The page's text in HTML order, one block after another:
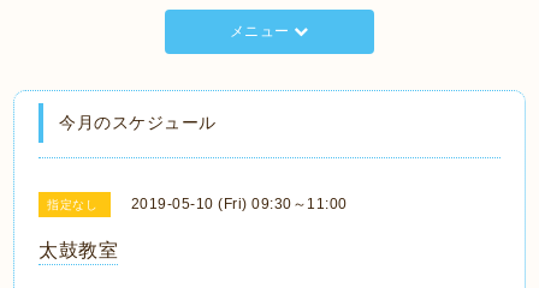
メニュー
今月のスケジュール
指定なし 2019-05-10 (Fri) 09:30～11:00
太鼓教室